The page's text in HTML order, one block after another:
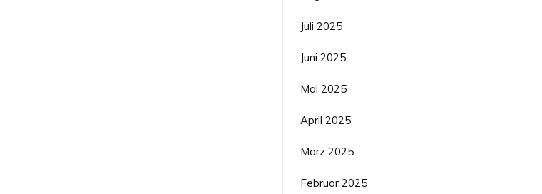
Juli 2025
Juni 2025
Mai 2025
April 2025
März 2025
Februar 2025